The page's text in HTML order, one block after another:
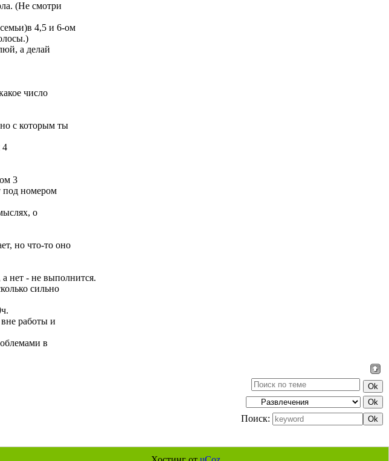
(Не смотри
4,5 и 6-ом
а делай
число
с которым ты
4
3
под номером
о
но что-то оно
нет - не выполнится.
сильно
работы и
в
Поиск: